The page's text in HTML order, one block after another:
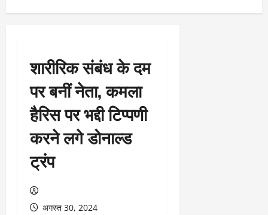
शारीरिक संबंध के दम
पर बनीं नेता, कमला
हैरिस पर भद्दी टिप्पणी
करने लगे डोनाल्ड
ट्रंप
अगस्त 30, 2024